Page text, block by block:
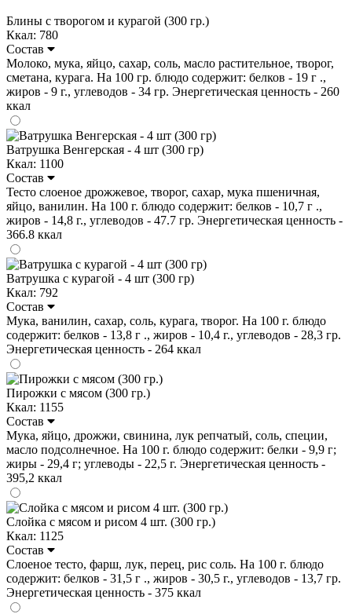
Блины с творогом и курагой (300 гр.)
Ккал: 780
Состав
Молоко, мука, яйцо, сахар, соль, масло растительное, творог,
сметана, курага. На 100 гр. блюдо содержит: белков - 19 г .,
жиров - 9 г., углеводов - 34 гр. Энергетическая ценность - 260
ккал
Ватрушка Венгерская - 4 шт (300 гр)
Ккал: 1100
Состав
Тесто слоеное дрожжевое, творог, сахар, мука пшеничная,
яйцо, ванилин. На 100 г. блюдо содержит: белков - 10,7 г .,
жиров - 14,8 г., углеводов - 47.7 гр. Энергетическая ценность -
366.8 ккал
Ватрушка с курагой - 4 шт (300 гр)
Ккал: 792
Состав
Мука, ванилин, сахар, соль, курага, творог. На 100 г. блюдо
содержит: белков - 13,8 г ., жиров - 10,4 г., углеводов - 28,3 гр.
Энергетическая ценность - 264 ккал
Пирожки с мясом (300 гр.)
Ккал: 1155
Состав
Мука, яйцо, дрожжи, свинина, лук репчатый, соль, специи,
масло подсолнечное. На 100 г. блюдо содержит: белки - 9,9 г;
жиры - 29,4 г; углеводы - 22,5 г. Энергетическая ценность -
395,2 ккал
Слойка с мясом и рисом 4 шт. (300 гр.)
Ккал: 1125
Состав
Слоеное тесто, фарш, лук, перец, рис соль. На 100 г. блюдо
содержит: белков - 31,5 г ., жиров - 30,5 г., углеводов - 13,7 гр.
Энергетическая ценность - 375 ккал